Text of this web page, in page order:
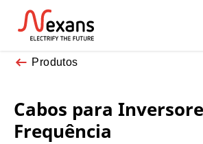
Produtos
Cabos para
Frequência